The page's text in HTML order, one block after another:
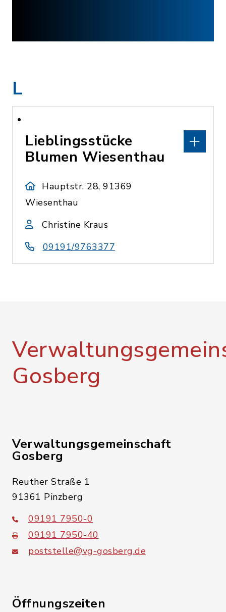
L
Lieblingsstücke
Blumen Wiesenthau
Hauptstr. 28, 91369
Wiesenthau
Christine Kraus
09191/9763377
Gosberg
Verwaltungsgemeinschaft
Gosberg
Reuther Straße 1
91361 Pinzberg
09191 7950-0
09191 7950-40
poststelle@vg-gosberg.de
Öffnungszeiten